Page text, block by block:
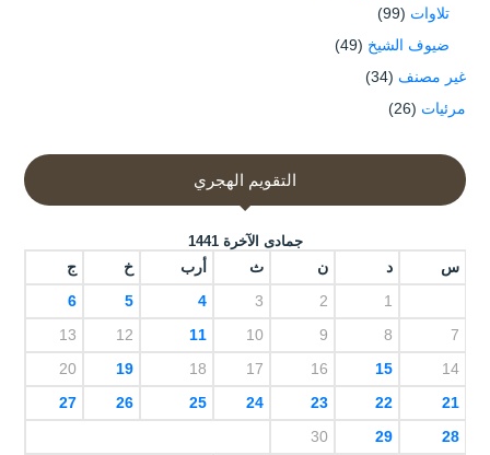
تلاوات (99)
ضيوف الشيخ (49)
غير مصنف (34)
مرئيات (26)
التقويم الهجري
جمادى الآخرة 1441
س د ن ث أرب خ ج
1
2
3
4
5
6
7
8
9
10
11
12
13
14
15
16
17
18
19
20
21
22
23
24
25
26
27
28
29
30